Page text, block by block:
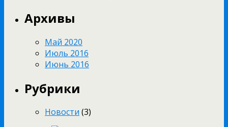
Архивы
Май 2020
Июль 2016
Июнь 2016
Рубрики
Новости (3)